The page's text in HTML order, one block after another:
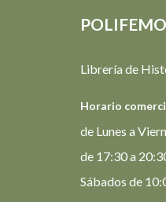
POLIFEMO
Librería de
Horario
de Lunes a
de 17:30 a
Sábados de